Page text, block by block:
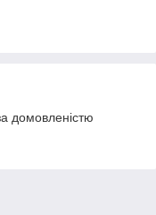
домовленістю